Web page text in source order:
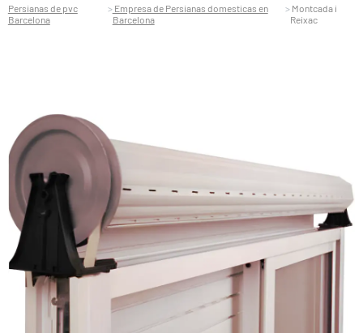
Persianas de pvc
Barcelona
Empresa de Persianas domesticas en
Barcelona
Montcada i
Reixac